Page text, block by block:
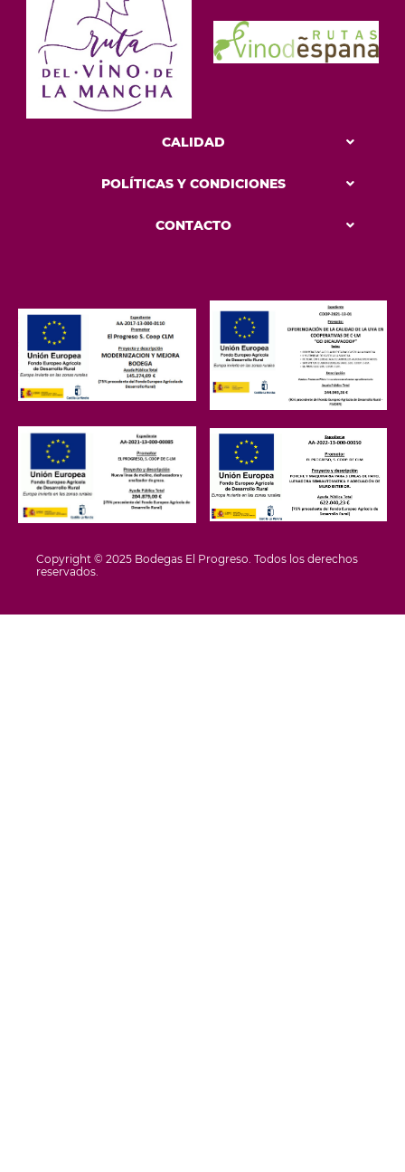
CALIDAD
POLÍTICAS Y CONDICIONES
CONTACTO
Copyright © 2025 Bodegas El Progreso. Todos los derechos
reservados.